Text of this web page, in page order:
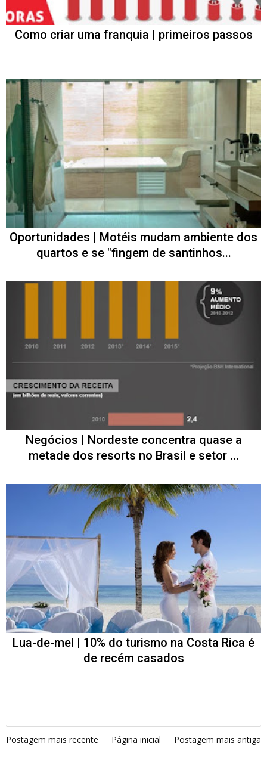
Como criar uma franquia | primeiros passos
Oportunidades | Motéis mudam ambiente dos
quartos e se "fingem de santinhos...
Negócios | Nordeste concentra quase a
metade dos resorts no Brasil e setor ...
Lua-de-mel | 10% do turismo na Costa Rica é
de recém casados
Postagem mais recente Página inicial Postagem mais antiga